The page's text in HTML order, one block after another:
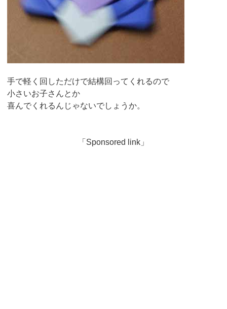
手で軽く回しただけで結構回ってくれるので
小さいお子さんとか
喜んでくれるんじゃないでしょうか。
「Sponsored link」